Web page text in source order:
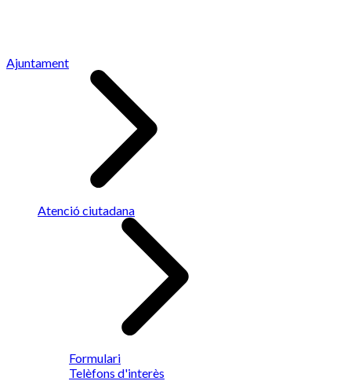
Ajuntament
Atenció ciutadana
Formulari
Telèfons d'interès